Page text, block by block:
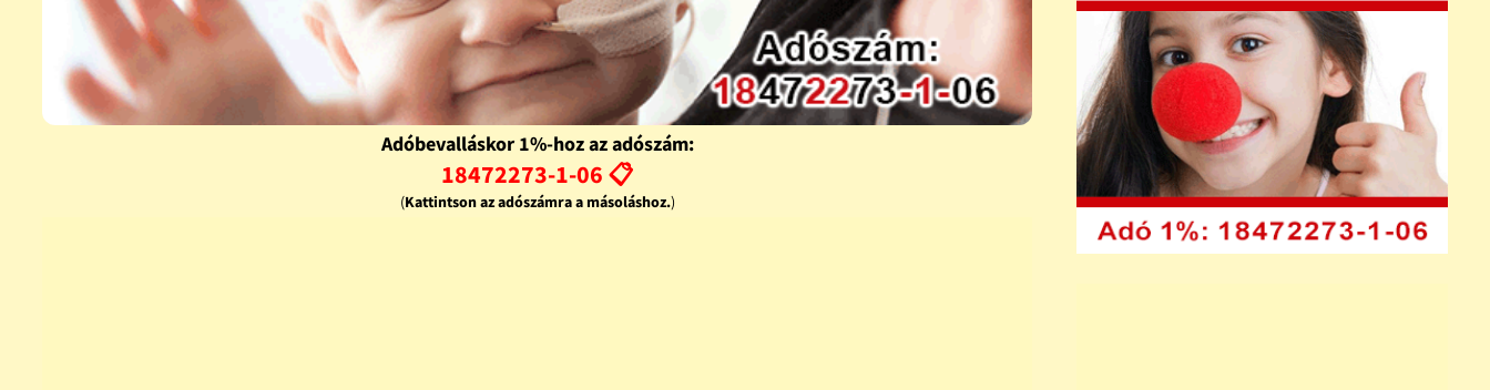
Adóbevalláskor 1%-hoz az adószám:
18472273-1-06 📋
(Kattintson az adószámra a másoláshoz.)